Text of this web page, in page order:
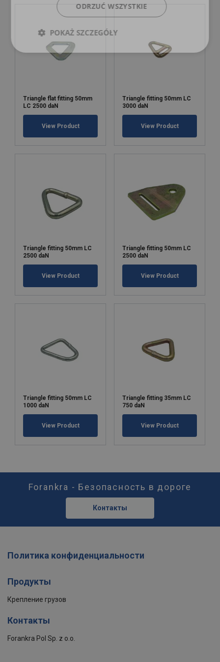
Triangle flat fitting 50mm
LC 2500 daN
View Product
Triangle fitting 50mm LC
3000 daN
View Product
Triangle fitting 50mm LC
2500 daN
View Product
Triangle fitting 50mm LC
2500 daN
View Product
Triangle fitting 50mm LC
1000 daN
View Product
Triangle fitting 35mm LC
750 daN
View Product
Forankra - Безопасность в дороге
Контакты
Политика конфиденциальности
Продукты
Крепление грузов
Контакты
Forankra Pol Sp. z o.o.
ODRZUĆ WSZYSTKIE
POKAŻ SZCZEGÓŁY